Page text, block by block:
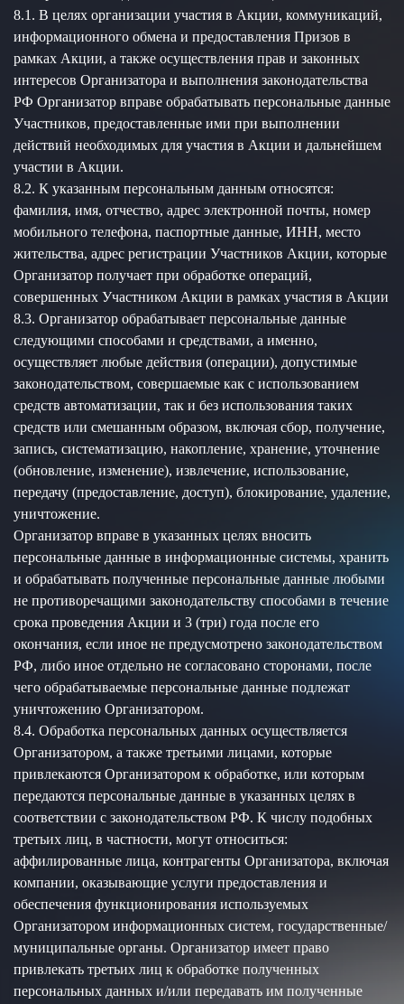
8.1. В целях организации участия в Акции, коммуникаций,
информационного обмена и предоставления Призов в
рамках Акции, а также осуществления прав и законных
интересов Организатора и выполнения законодательства
РФ Организатор вправе обрабатывать персональные данные
Участников, предоставленные ими при выполнении
действий необходимых для участия в Акции и дальнейшем
участии в Акции.
8.2. К указанным персональным данным относятся:
фамилия, имя, отчество, адрес электронной почты, номер
мобильного телефона, паспортные данные, ИНН, место
жительства, адрес регистрации Участников Акции, которые
Организатор получает при обработке операций,
совершенных Участником Акции в рамках участия в Акции
8.3. Организатор обрабатывает персональные данные
следующими способами и средствами, а именно,
осуществляет любые действия (операции), допустимые
законодательством, совершаемые как с использованием
средств автоматизации, так и без использования таких
средств или смешанным образом, включая сбор, получение,
запись, систематизацию, накопление, хранение, уточнение
(обновление, изменение), извлечение, использование,
передачу (предоставление, доступ), блокирование, удаление,
уничтожение.
Организатор вправе в указанных целях вносить
персональные данные в информационные системы, хранить
и обрабатывать полученные персональные данные любыми
не противоречащими законодательству способами в течение
срока проведения Акции и 3 (три) года после его
окончания, если иное не предусмотрено законодательством
РФ, либо иное отдельно не согласовано сторонами, после
чего обрабатываемые персональные данные подлежат
уничтожению Организатором.
8.4. Обработка персональных данных осуществляется
Организатором, а также третьими лицами, которые
привлекаются Организатором к обработке, или которым
передаются персональные данные в указанных целях в
соответствии с законодательством РФ. К числу подобных
третьих лиц, в частности, могут относиться:
аффилированные лица, контрагенты Организатора, включая
компании, оказывающие услуги предоставления и
обеспечения функционирования используемых
Организатором информационных систем, государственные/
муниципальные органы. Организатор имеет право
привлекать третьих лиц к обработке полученных
персональных данных и/или передавать им полученные